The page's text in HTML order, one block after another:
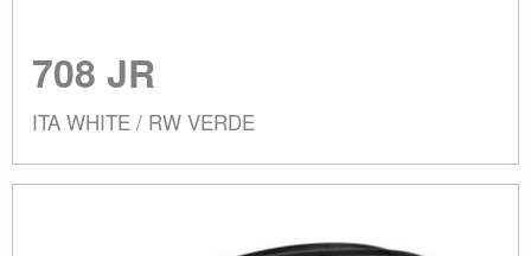
708 JR
ITA WHITE / RW VERDE